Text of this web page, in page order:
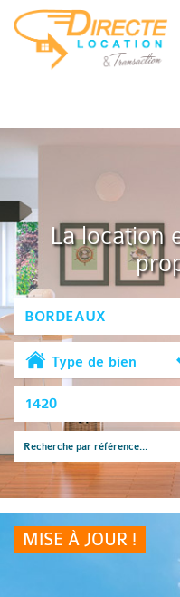
La location
Type de bien
MISE À JOUR !